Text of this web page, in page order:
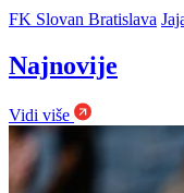
FK Slovan Bratislava
Najnovije
Vidi više